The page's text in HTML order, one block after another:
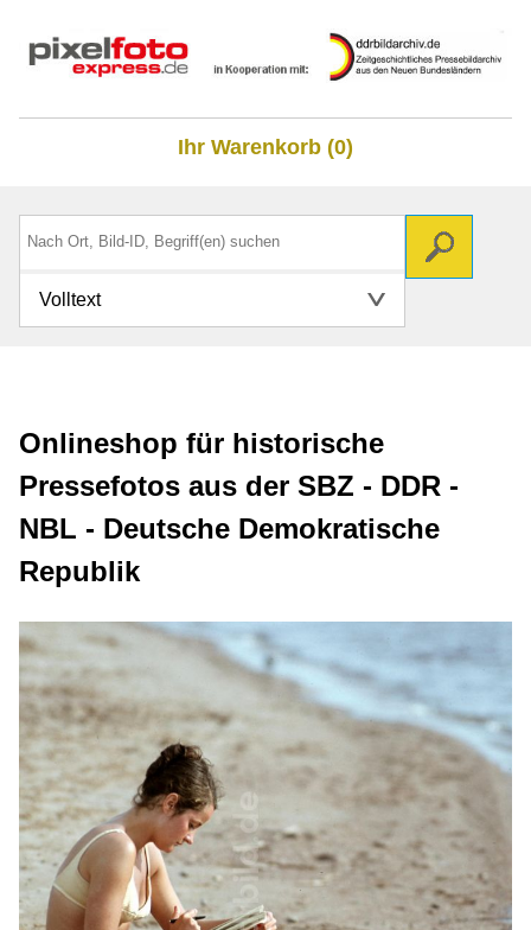
Ihr Warenkorb (0)
Volltext
Onlineshop für historische
Pressefotos aus der SBZ - DDR -
NBL - Deutsche Demokratische
Republik